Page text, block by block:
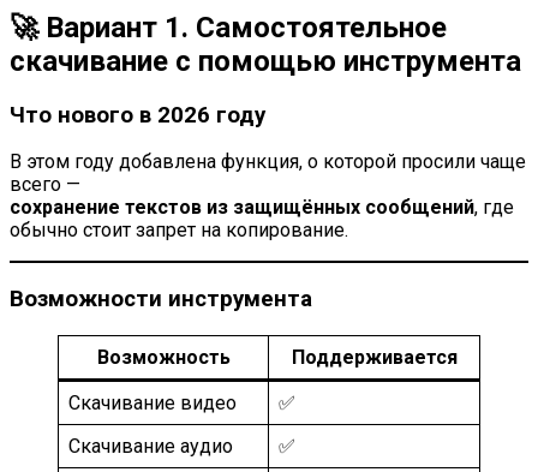
🚀 Вариант 1. Самостоятельное
скачивание с помощью инструмента
Что нового в 2026 году
В этом году добавлена функция, о которой просили чаще
всего —
сохранение текстов из защищённых сообщений, где
обычно стоит запрет на копирование.
Возможности инструмента
Возможность
Поддерживается
Скачивание видео
✅
Скачивание аудио
✅